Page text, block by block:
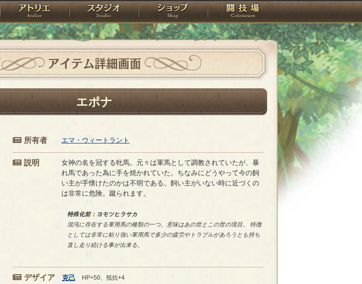
ローレット アトリエ スタジオ ショップ 闘技場
アイテム詳細画面
エポナ
所有者 エマ・ウィートラント
説明
女神の名を冠する牝馬。元々は軍馬として調教されていたが、暴
れ馬であった為に手を焼かれていた。ちなみにどうやって今の飼
い主が手懐けたのかは不明である。飼い主がいない時に近づくの
は非常に危険。蹴られます。
特殊化前：ヨモツヒラサカ
混沌に存在する軍用馬の種類の一つ。意味はあの世とこの世の境目。 特徴
としては非常に粘り強い軍用馬で多少の疲労やトラブルがあろうとも持ち
直し走り続ける事が出来る。
デザイア 克己 HP+50、抵抗+4